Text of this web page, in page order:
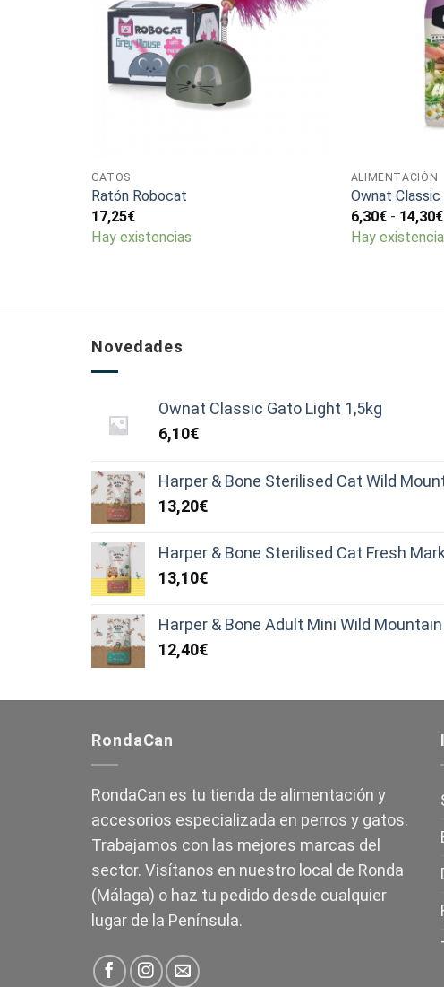
GATOS
Ratón Robocat
17,25€
Hay existencias
ALIMENTACIÓN
Ownat
6,30€ - 14,30€
Hay
Novedades
Ownat Classic Gato Light 1,5kg
6,10€
Harper & Bone Sterilised Cat Wild
13,20€
Harper & Bone Sterilised Cat Fresh
13,10€
Harper & Bone Adult Mini Wild
12,40€
RondaCan
RondaCan es tu tienda de alimentación y
accesorios especializada en perros y gatos.
Trabajamos con las mejores marcas del
sector. Visítanos en nuestro local de Ronda
(Málaga) o haz tu pedido desde cualquier
lugar de la Península.